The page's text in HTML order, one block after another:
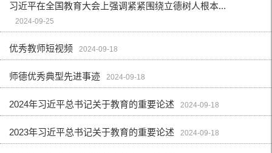
习近平在全国教育大会上强调紧紧围绕立德树人根本...
2024-09-25
优秀教师短视频 2024-09-18
师德优秀典型先进事迹 2024-09-18
2024年习近平总书记关于教育的重要论述 2024-09-18
2023年习近平总书记关于教育的重要论述 2024-09-18